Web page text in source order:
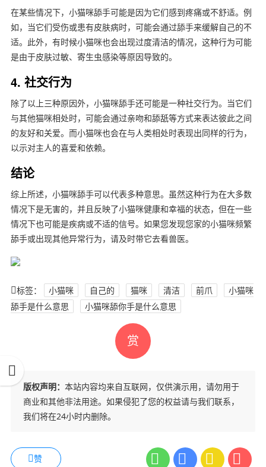
在某些情况下，小猫咪舔手可能是因为它们感到疼痛或不舒适。例
如，当它们受伤或患有皮肤病时，可能会通过舔手来缓解自己的不
适。此外，有时候小猫咪也会出现过度清洁的情况，这种行为可能
是由于皮肤过敏、寄生虫感染等原因导致的。
4. 社交行为
除了以上三种原因外，小猫咪舔手还可能是一种社交行为。当它们
与其他猫咪相处时，可能会通过亲吻和舔舐等方式来表达彼此之间
的友好和关爱。而小猫咪也会在与人类相处时表现出同样的行为，
以示对主人的喜爱和依赖。
结论
综上所述，小猫咪舔手可以代表多种意思。虽然这种行为在大多数
情况下是无害的，并且反映了小猫咪健康和幸福的状态，但在一些
情况下也可能是疾病或不适的信号。如果您发现您家的小猫咪频繁
舔手或出现其他异常行为，请及时带它去看兽医。
标签： 小猫咪 自己的 猫咪 清洁 前爪
小猫咪
舔手是什么意思
小猫咪舔你手是什么意思
赏
版权声明： 本站内容均来自互联网，仅供演示用，请勿用于
商业和其他非法用途。如果侵犯了您的权益请与我们联系，
我们将在24小时内删除。
赞